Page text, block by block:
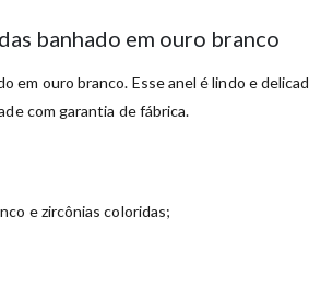
banhado em ouro branco
em ouro branco. Esse anel é lindo e
com garantia de fábrica.
e zircônias coloridas;